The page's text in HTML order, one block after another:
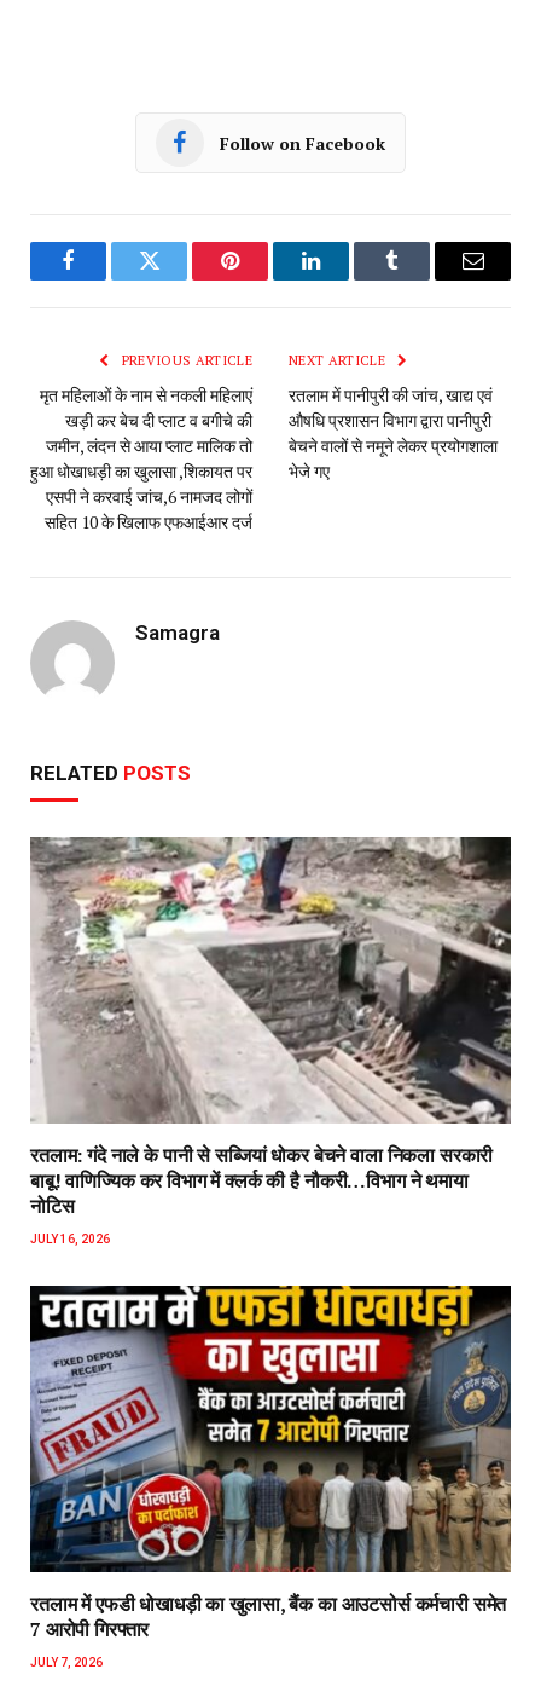
Follow on Facebook
FacebookTwitter Pinterest LinkedInTumblr Email
PREVIOUS ARTICLE
मृत महिलाओं के नाम से नकली महिलाएं
खड़ी कर बेच दी प्लाट व बगीचे की
जमीन, लंदन से आया प्लाट मालिक तो
हुआ धोखाधड़ी का खुलासा ,शिकायत पर
एसपी ने करवाई जांच,6 नामजद लोगों
सहित 10 के खिलाफ एफआईआर दर्ज
NEXT ARTICLE
रतलाम में पानीपुरी की जांच, खाद्य एवं
औषधि प्रशासन विभाग द्वारा पानीपुरी
बेचने वालों से नमूने लेकर प्रयोगशाला
भेजे गए
Samagra
RELATED POSTS
रतलाम: गंदे नाले के पानी से सब्जियां धोकर बेचने वाला निकला सरकारी
बाबू! वाणिज्यिक कर विभाग में क्लर्क की है नौकरी…विभाग ने थमाया
नोटिस
JULY 16, 2026
रतलाम में एफडी धोखाधड़ी का खुलासा, बैंक का आउटसोर्स कर्मचारी समेत
7 आरोपी गिरफ्तार
JULY 7, 2026